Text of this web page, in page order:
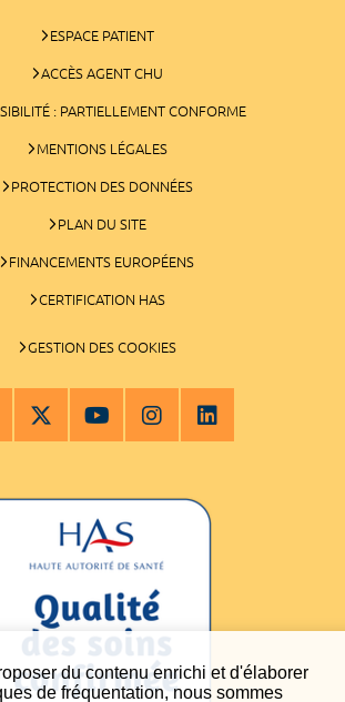
du contenu enrichi et d'élaborer
de fréquentation, nous sommes
ESPACE PATIENT
ACCÈS AGENT CHU
: PARTIELLEMENT CONFORME
MENTIONS LÉGALES
PROTECTION DES DONNÉES
PLAN DU SITE
FINANCEMENTS EUROPÉENS
CERTIFICATION HAS
GESTION DES COOKIES